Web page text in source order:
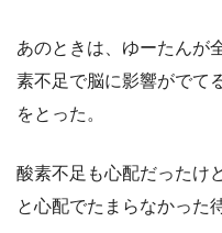
あのときは、ゆーたんが
素不足で脳に影響がでて
をとった。
酸素不足も心配だったけ
と心配でたまらなかった